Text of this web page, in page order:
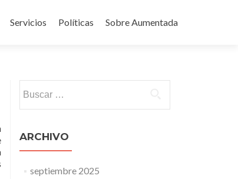
Servicios Políticas Sobre Aumentada
ARCHIVO
septiembre 2025